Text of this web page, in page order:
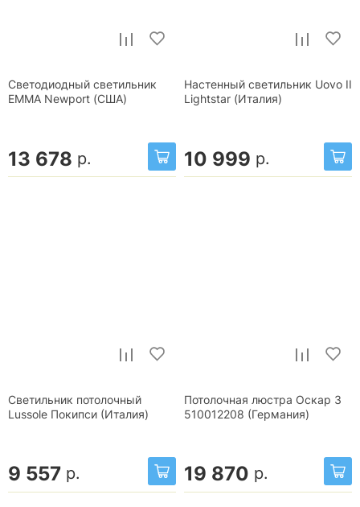
Светодиодный светильник
EMMA Newport (США)
13 678 р.
Настенный светильник Uovo II
Lightstar (Италия)
10 999 р.
Светильник потолочный
Lussole Покипси (Италия)
9 557 р.
Потолочная люстра Оскар 3
510012208 (Германия)
19 870 р.